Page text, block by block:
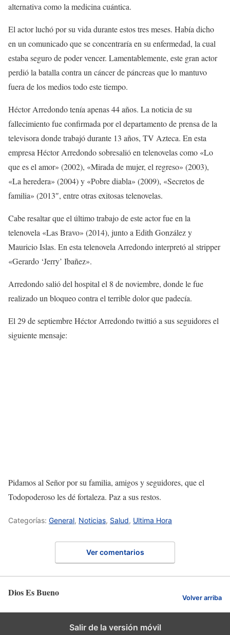
alternativa como la medicina cuántica.
El actor luchó por su vida durante estos tres meses. Había dicho
en un comunicado que se concentraría en su enfermedad, la cual
estaba seguro de poder vencer. Lamentablemente, este gran actor
perdió la batalla contra un cáncer de páncreas que lo mantuvo
fuera de los medios todo este tiempo.
Héctor Arredondo tenía apenas 44 años. La noticia de su
fallecimiento fue confirmada por el departamento de prensa de la
televisora donde trabajó durante 13 años, TV Azteca. En esta
empresa Héctor Arredondo sobresalió en telenovelas como «Lo
que es el amor» (2002), «Mirada de mujer, el regreso» (2003),
«La heredera» (2004) y «Pobre diabla» (2009), «Secretos de
familia» (2013″, entre otras exitosas telenovelas.
Cabe resaltar que el último trabajo de este actor fue en la
telenovela «Las Bravo» (2014), junto a Edith González y
Mauricio Islas. En esta telenovela Arredondo interpretó al stripper
«Gerardo ‘Jerry’ Ibañez».
Arredondo salió del hospital el 8 de noviembre, donde le fue
realizado un bloqueo contra el terrible dolor que padecía.
El 29 de septiembre Héctor Arredondo twittió a sus seguidores el
siguiente mensaje:
Pidamos al Señor por su familia, amigos y seguidores, que el
Todopoderoso les dé fortaleza. Paz a sus restos.
Categorías: General, Noticias, Salud, Ultima Hora
Ver comentarios
Dios Es Bueno Volver arriba
Salir de la versión móvil